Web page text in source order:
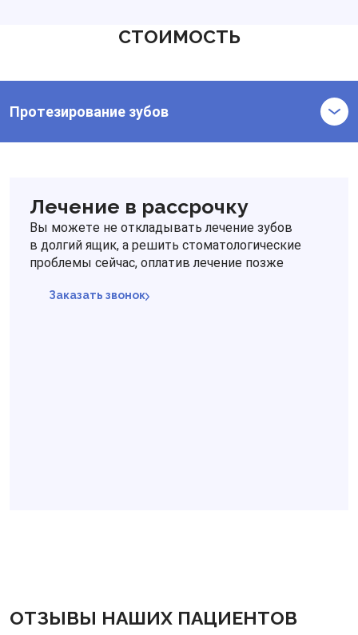
СТОИМОСТЬ
Протезирование зубов
Лечение в рассрочку
Вы можете не откладывать лечение зубов
в долгий ящик, а решить стоматологические
проблемы сейчас, оплатив лечение позже
Заказать звонок
ОТЗЫВЫ НАШИХ ПАЦИЕНТОВ